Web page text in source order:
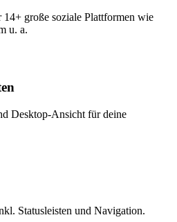
große soziale Plattformen wie
u. a.
Desktop-Ansicht für deine
Statusleisten und Navigation.